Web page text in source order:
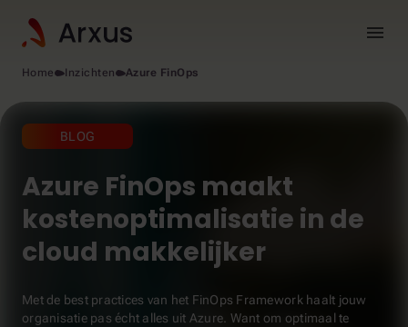
menu
Home Inzichten Azure FinOps
BLOG
Azure FinOps maakt
kostenoptimalisatie in de
cloud makkelijker
Met de best practices van het FinOps Framework haalt jouw
organisatie pas écht alles uit Azure. Want om optimaal te